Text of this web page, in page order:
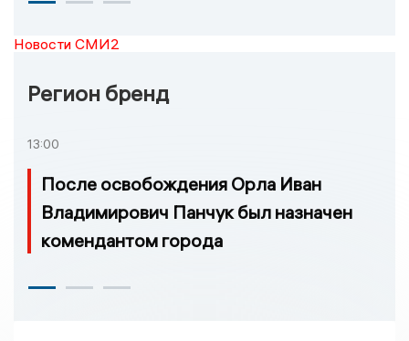
Новости СМИ2
Регион бренд
13:00
После освобождения Орла Иван
Владимирович Панчук был назначен
комендантом города